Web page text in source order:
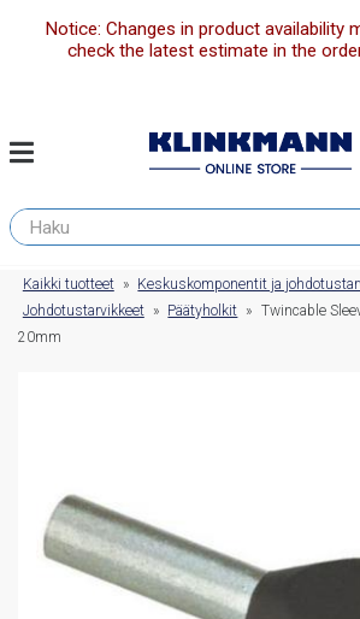
Notice: Changes in product availability
check the latest estimate in the
Kaikki tuotteet » Keskuskomponentit ja
Johdotustarvikkeet » Päätyholkit » Twincable
20mm